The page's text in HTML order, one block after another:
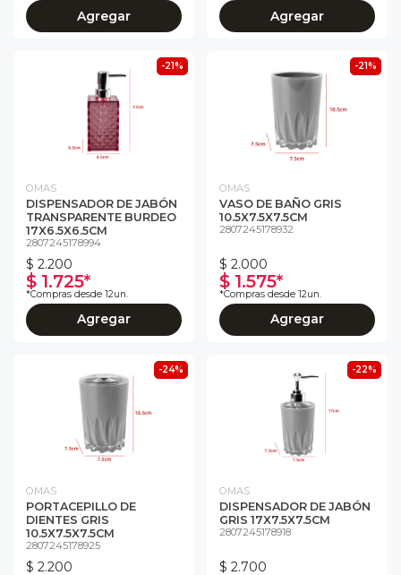
Agregar Agregar
-21%
OMAS
DISPENSADOR DE JABÓN
TRANSPARENTE BURDEO
17X6.5X6.5CM
2807245178994
$ 2.200
$ 1.725*
*Compras desde 12un.
Agregar
-21%
OMAS
VASO DE BAÑO GRIS
10.5X7.5X7.5CM
2807245178932
$ 2.000
$ 1.575*
*Compras desde 12un.
Agregar
-24%
OMAS
PORTACEPILLO DE
DIENTES GRIS
10.5X7.5X7.5CM
2807245178925
$ 2.200
-22%
OMAS
DISPENSADOR DE JABÓN
GRIS 17X7.5X7.5CM
2807245178918
$ 2.700